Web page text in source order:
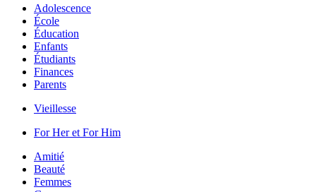
Adolescence
École
Éducation
Enfants
Étudiants
Finances
Parents
Vieillesse
For Her et For Him
Amitié
Beauté
Femmes